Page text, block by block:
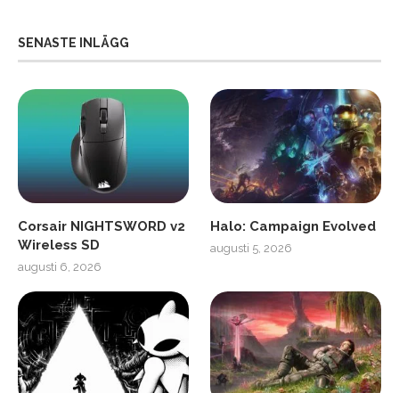
SENASTE INLÄGG
Corsair NIGHTSWORD v2
Wireless SD
augusti 6, 2026
Halo: Campaign Evolved
augusti 5, 2026